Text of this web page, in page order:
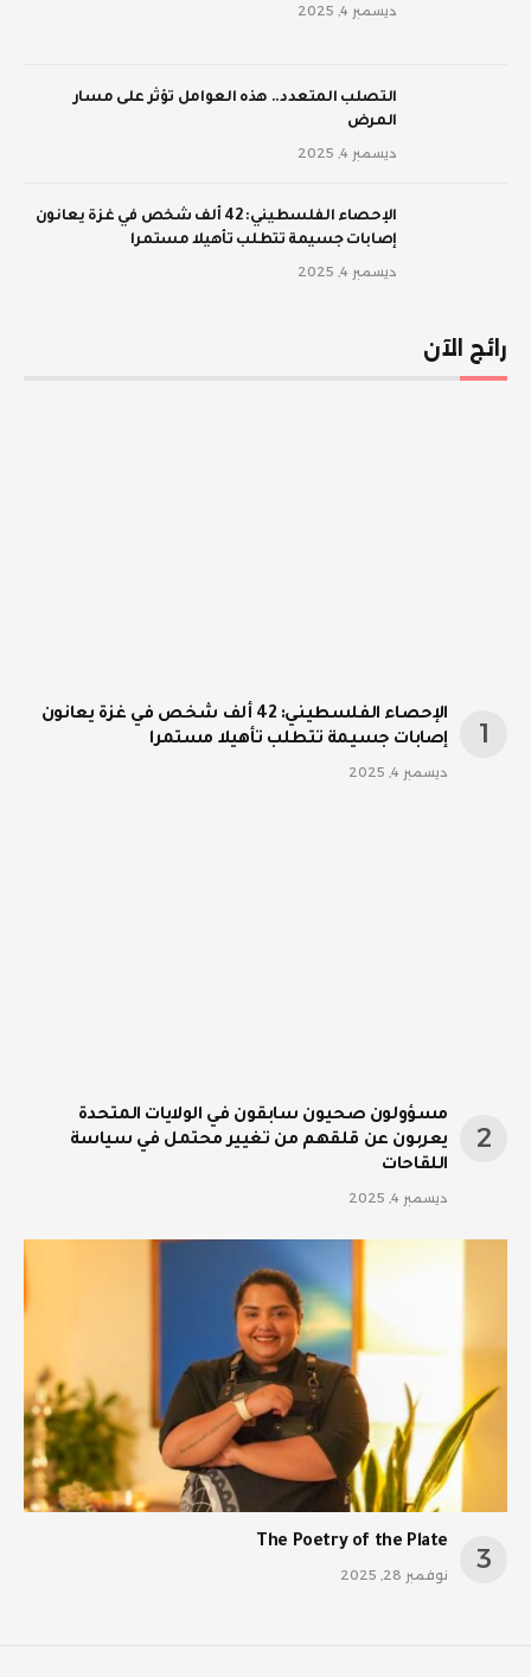
ديسمبر 4, 2025
‫التصلب المتعدد.. هذه العوامل تؤثر على مسار
المرض
ديسمبر 4, 2025
الإحصاء الفلسطيني: 42 ألف شخص في غزة يعانون
إصابات جسيمة تتطلب تأهيلا مستمرا
ديسمبر 4, 2025
رائج الآن
الإحصاء الفلسطيني: 42 ألف شخص في غزة يعانون
إصابات جسيمة تتطلب تأهيلا مستمرا
ديسمبر 4, 2025
مسؤولون صحيون سابقون في الولايات المتحدة
يعربون عن قلقهم من تغيير محتمل في سياسة
اللقاحات
ديسمبر 4, 2025
The Poetry of the Plate
نوفمبر 28, 2025